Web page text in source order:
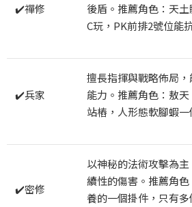
✔️禪修
後盾。推薦角色：天
C玩，PK前排2號位能
✔️兵家
擅長指揮與戰略佈局
能力。推薦角色：敖
站樁，人形態軟腳蝦一
✔️密修
以神秘的法術攻擊為
續性的傷害。推薦角
養的一個掛件，只有